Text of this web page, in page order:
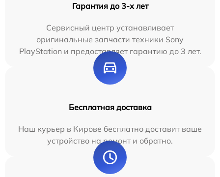
Гарантия до 3-х лет
Сервисный центр устанавливает
оригинальные запчасти техники Sony
PlayStation и предоставляет гарантию до 3 лет.
Бесплатная доставка
Наш курьер в Кирове бесплатно доставит ваше
устройство на ремонт и обратно.